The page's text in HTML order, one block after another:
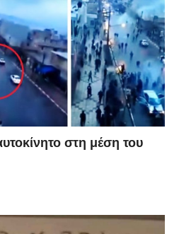
στη μέση του